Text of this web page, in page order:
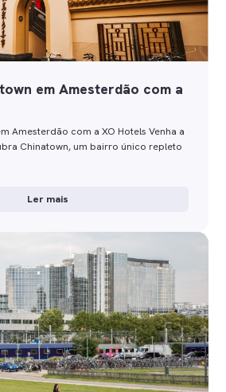
em Amesterdão com a
Amesterdão com a XO Hotels Venha a
Chinatown, um bairro único repleto
Ler mais